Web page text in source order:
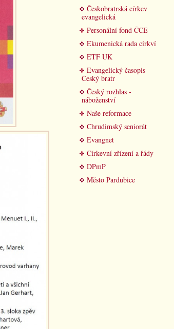
Českobratrská církev
evangelická
Personální fond ČCE
Ekumenická rada církví
ETF UK
Evangelický časopis
Český bratr
Český rozhlas -
náboženství
Naše reformace
Chrudimský seniorát
Evangnet
Církevní zřízení a řády
DPmP
Město Pardubice